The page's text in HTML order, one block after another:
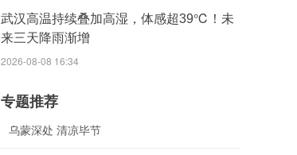
武汉高温持续叠加高湿，体感超39℃！未
来三天降雨渐增
2026-08-08 16:34
专题推荐
乌蒙深处 清凉毕节